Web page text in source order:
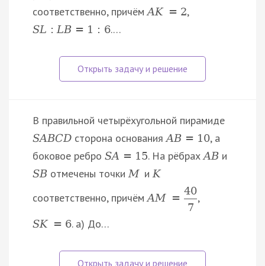
соответственно, причёмAK = 2,
SL : LB = 1 : 6.…
В правильной четырёхугольной пирамиде
SABCD сторона основанияAB = 10, а
боковое ребро SA = 15. На рёбрахAB и
SB отмечены точкиM иK
соответственно, причёмAM =
40
7
,
SK = 6. а) До…